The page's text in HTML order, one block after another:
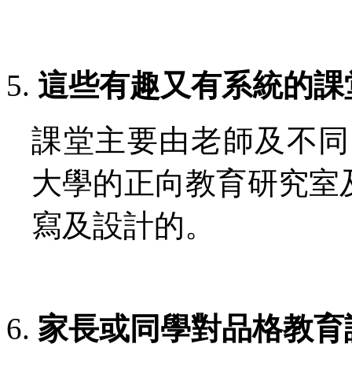
這些有趣又有系統的
課堂主要由老師及不
大學的正向教育研究室
寫及設計的。
家長或同學對品格教